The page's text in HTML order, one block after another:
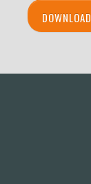
DOWNLOAD